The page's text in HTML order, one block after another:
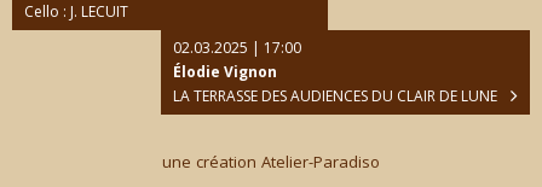
Cello : J. LECUIT
02.03.2025 | 17:00
Élodie Vignon
LA TERRASSE DES AUDIENCES DU CLAIR DE LUNE
une création Atelier-Paradiso